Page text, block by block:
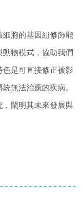
胞的基因組修飾能
物模式，協助我們
是可直接修正被影
無法治癒的疾病。
闡明其未來發展與